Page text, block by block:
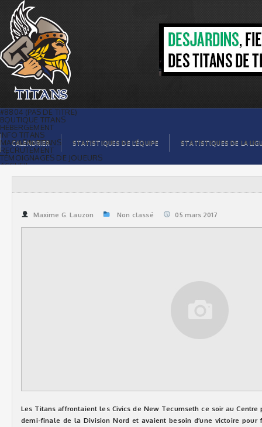
| Titans de témiscaming
#8804 (PAS DE TITRE)
BOUTIQUE TITANS
HÉBERGEMENT
INFO TITANS
MAGASIN TITANS
RECRUTEMENT
TÉMOIGNAGES DE JOUEURS
ACCUEIL
STATISTIQUES
JOUEURS
CALENDRIER
GALERIE VIDÉOS
CALENDRIER STATISTIQUES DE L’ÉQUIPE STATISTIQUES DE LA
Maxime G. Lauzon Non classé 05.mars 2017
Les Titans affrontaient les Civics de New Tecumseth ce soir au
demi-finale de la Division Nord et avaient besoin d’une victoire pour